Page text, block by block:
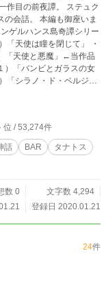
作目の前夜譚。 ステュク
も御座いま
ゲルハンス島奇譚シリー
「天使は瞳を閉じて」 ・
「天使と悪魔」←当作品
）「バンビとガラスの女
「シラノ・ド・ベルジュ
ルハンス島奇譚（３）
人の天使」 以上の順で
説家になろ
ます。
位 / 53,274件
話 BAR
タナトス
数 0
文字数 4,294
登録日 2020.01.21
24件